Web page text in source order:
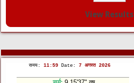
View Results